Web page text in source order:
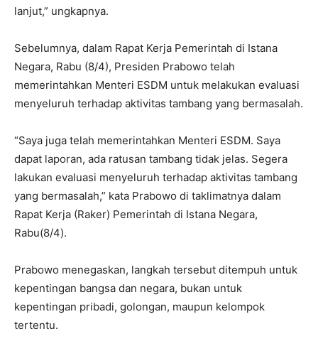
lanjut,” ungkapnya.
Sebelumnya, dalam Rapat Kerja Pemerintah di Istana
Negara, Rabu (8/4), Presiden Prabowo telah
memerintahkan Menteri ESDM untuk melakukan evaluasi
menyeluruh terhadap aktivitas tambang yang bermasalah.
“Saya juga telah memerintahkan Menteri ESDM. Saya
dapat laporan, ada ratusan tambang tidak jelas. Segera
lakukan evaluasi menyeluruh terhadap aktivitas tambang
yang bermasalah,” kata Prabowo di taklimatnya dalam
Rapat Kerja (Raker) Pemerintah di Istana Negara,
Rabu(8/4).
Prabowo menegaskan, langkah tersebut ditempuh untuk
kepentingan bangsa dan negara, bukan untuk
kepentingan pribadi, golongan, maupun kelompok
tertentu.